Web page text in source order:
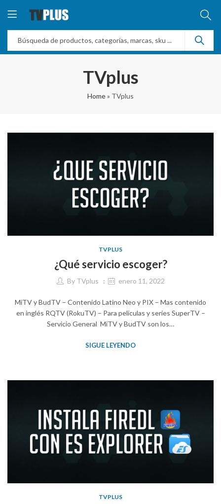
TVplus
Home» TVplus
TVPLUS
¿Qué servicio escoger?
By TVplus enero 11, 2022
MiTV y BudTV – Contenido Latino Neo y PIX – Mas contenido
en inglés RQTV (RokuTV) – Para películas y series SuperTV –
Servicio General MiTV y BudTV son los…
SIGUE LEYENDO
TVPLUS